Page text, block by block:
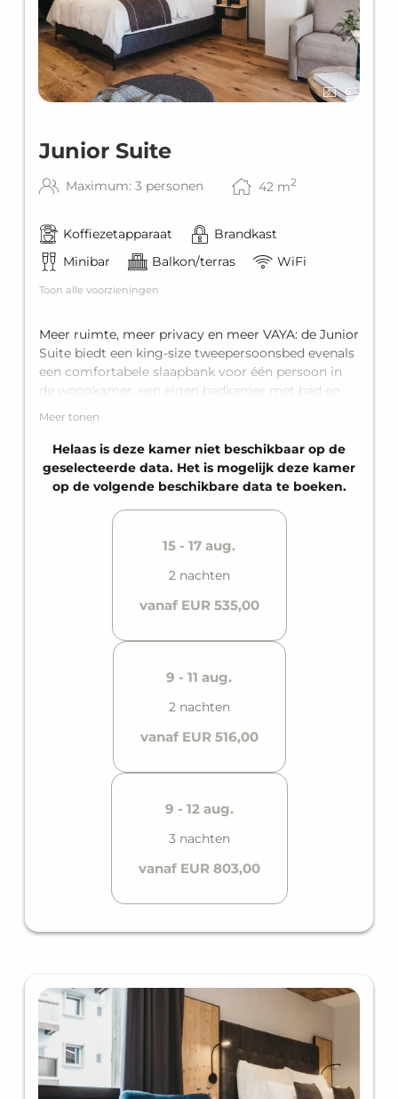
6
Junior Suite
Maximum: 3 personen 42 m2
Koffiezetapparaat
Brandkast
Minibar
Balkon/terras WiFi
Toon alle voorzieningen
Meer ruimte, meer privacy en meer VAYA: de Junior
Suite biedt een king-size tweepersoonsbed evenals
een comfortabele slaapbank voor één persoon in
de woonkamer, een eigen badkamer met bad en
als bijzonder hoogtepunt het privébalkon. Plek
Meer tonen
Helaas is deze kamer niet beschikbaar op de
geselecteerde data. Het is mogelijk deze kamer
op de volgende beschikbare data te boeken.
15 - 17 aug.
2 nachten
vanaf EUR 535,00
9 - 11 aug.
2 nachten
vanaf EUR 516,00
9 - 12 aug.
3 nachten
vanaf EUR 803,00